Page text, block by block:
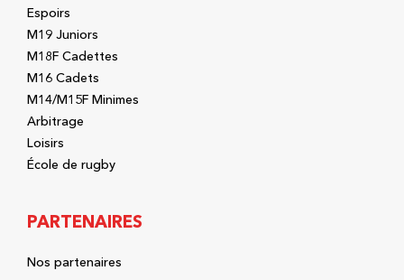
Espoirs
M19 Juniors
M18F Cadettes
M16 Cadets
M14/M15F Minimes
Arbitrage
Loisirs
École de rugby
PARTENAIRES
Nos partenaires